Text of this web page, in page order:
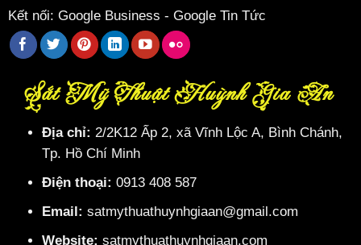
Kết nối: Google Business - Google Tin Tức
Sắt Mỹ Thuật Huỳnh Gia An
Địa chỉ: 2/2K12 Ấp 2, xã Vĩnh Lộc A, Bình Chánh,
Tp. Hồ Chí Minh
Điện thoại: 0913 408 587
Email: satmythuathuynhgiaan@gmail.com
Website: satmythuathuynhgiaan.com